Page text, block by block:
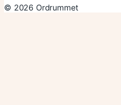
© 2026 Ordrummet